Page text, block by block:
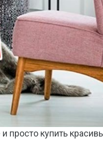
просто купить